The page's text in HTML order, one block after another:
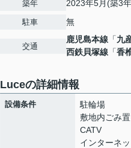
築年 2023年5月(築3
駐車 無
交通
鹿児島本線 「九
西鉄貝塚線 「香
Luceの詳細情報
設備条件
駐輪場
敷地内ごみ
CATV
インターネ